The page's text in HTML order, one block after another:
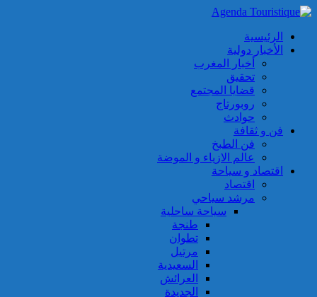
الرئيسية
الأخبار دولية
أخبار المغرب
تحقيق
قضايا المجتمع
روبورتاج
حوادث
فن و ثقافة
فن الطبخ
عالم الازياء و الموضة
اقتصاد و سياحة
اقتصاد
مرشد سياحي
سياحة ساحلية
طنجة
تطوان
مرتيل
السعيدية
العرائش
الجديدة